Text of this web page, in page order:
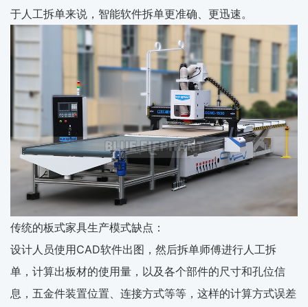
于人工拆单来说，智能软件拆单更准确、更迅速。
传统的板式家具生产模式缺点：
设计人员使用CAD软件出图，然后拆单师傅进行人工拆
单，计算出板材的使用量，以及各个部件的尺寸和孔位信
息，五金件装置位置、连接方式等等，这样的计算方式误差